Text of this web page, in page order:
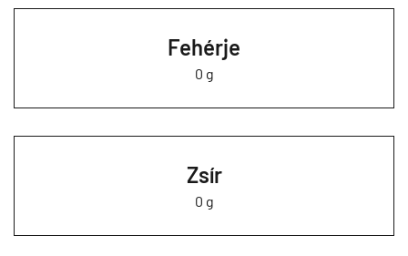
Fehérje
0 g
Zsír
0 g